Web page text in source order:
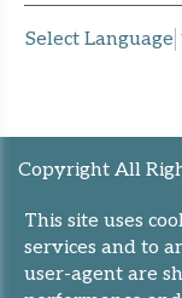
Select Language
Copyright All
Privacy & Cookies
Privacy
UP-TO-DATE
This site uses
services and to
user-agent are